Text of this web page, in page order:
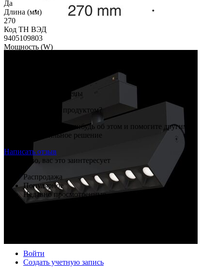
Да
Длина (мм)
270
Код ТН ВЭД
9405109803
Мощность (W)
Сообщения не найдены
Вы пользовались продуктом?
Расскажите нам что-нибудь об этом и помогите другим
принять правильное решение
Написать отзыв
Возможно, вас это заинтересует
Распродажа
Популярное
Недавно просмотренные
Войти
Создать учетную запись